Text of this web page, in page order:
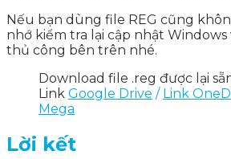
Nếu bạn dùng file REG cũng
nhớ kiểm tra lại cập nhật Windows
thủ công bên trên nhé.
Download file .reg được lại
Link Google Drive / Link
Mega
Lời kết